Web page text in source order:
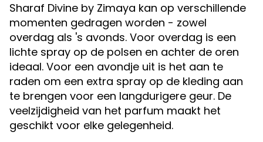
Sharaf Divine by Zimaya kan op verschillende
momenten gedragen worden - zowel
overdag als 's avonds. Voor overdag is een
lichte spray op de polsen en achter de oren
ideaal. Voor een avondje uit is het aan te
raden om een extra spray op de kleding aan
te brengen voor een langdurigere geur. De
veelzijdigheid van het parfum maakt het
geschikt voor elke gelegenheid.